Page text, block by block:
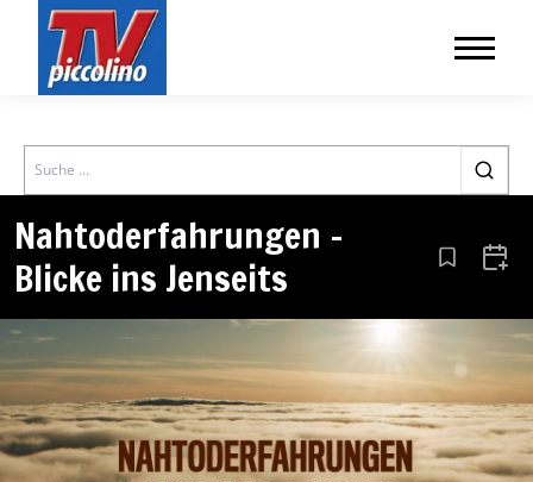
Search
Nahtoderfahrungen –
Blicke ins Jenseits
Aus den